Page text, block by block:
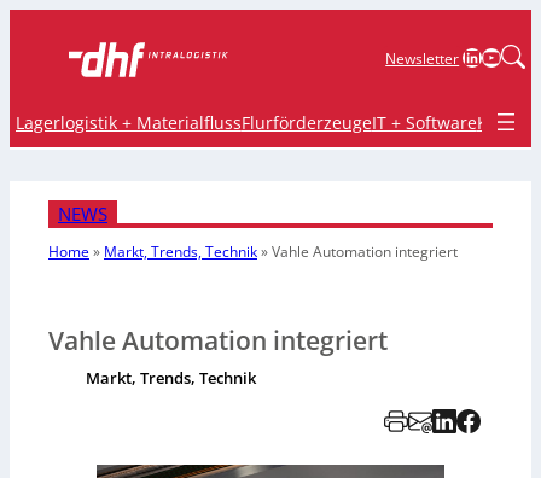
NewsletterLinkedIn
Lagerlogistik + MaterialflussFlurförderzeugeIT + SoftwareKrane
NEWS
Home» Markt, Trends, Technik»Vahle Automation integriert
Vahle Automation integriert
Markt, Trends, Technik